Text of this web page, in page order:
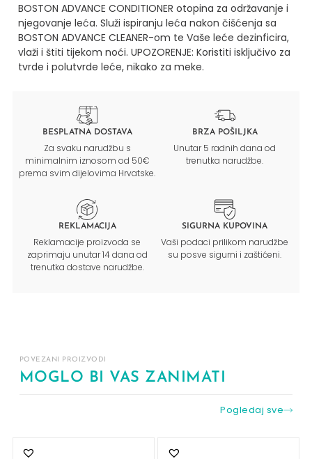
BOSTON ADVANCE CONDITIONER otopina za održavanje i
njegovanje leća. Služi ispiranju leća nakon čišćenja sa
BOSTON ADVANCE CLEANER-om te Vaše leće dezinficira,
vlaži i štiti tijekom noći. UPOZORENJE: Koristiti isključivo za
tvrde i polutvrde leće, nikako za meke.
BESPLATNA DOSTAVA
Za svaku narudžbu s
minimalnim iznosom od 50€
prema svim dijelovima Hrvatske.
BRZA POŠILJKA
Unutar 5 radnih dana od
trenutka narudžbe.
REKLAMACIJA
Reklamacije proizvoda se
zaprimaju unutar 14 dana od
trenutka dostave narudžbe.
SIGURNA KUPOVINA
Vaši podaci prilikom narudžbe
su posve sigurni i zaštićeni.
POVEZANI PROIZVODI
MOGLO BI VAS ZANIMATI
Pogledaj sve